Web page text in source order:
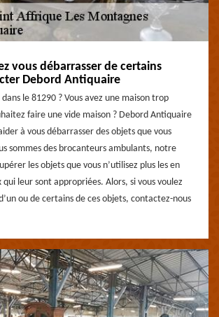
vous débarrasser de certains
Debord Antiquaire
le 81290 ? Vous avez une maison trop
faire une vide maison ? Debord Antiquaire
à vous débarrasser des objets que vous
sommes des brocanteurs ambulants, notre
les objets que vous n’utilisez plus les en
leur sont appropriées. Alors, si vous voulez
ou de certains de ces objets, contactez-nous